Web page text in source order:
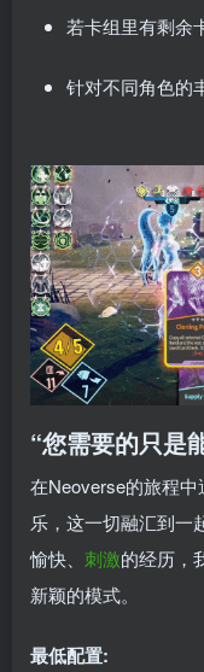
若卡组里有剩余
针对不同角色的
“您需要的只是
在Neoverse的旅程
乐，这一切融汇到一
愉快、 刺激的经历，
新颖的模式。
最低配置: